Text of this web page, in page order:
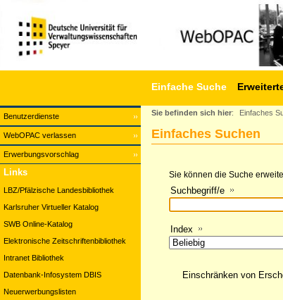
Benutzerdienste
WebOPAC verlassen
Erwerbungsvorschlag
Einfache Suche
Links
LBZ/Pfälzische Landesbibliothek
Karlsruher Virtueller Katalog
SWB Online-Katalog
Elektronische Zeitschriftenbibliothek
Intranet Bibliothek
Datenbank-Infosystem DBIS
Neuerwerbungslisten
Sie befinden sich hier: Einfaches
Einfaches Suchen
Sie können die Suche
Suchbegriff/e
Index
Einschränken von